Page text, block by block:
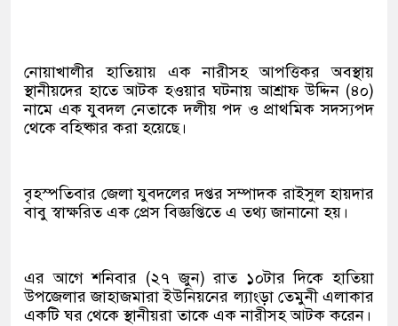
নোয়াখালীর হাতিয়ায় এক নারীসহ আপত্তিকর অবস্থায়
স্থানীয়দের হাতে আটক হওয়ার ঘটনায় আশ্রাফ উদ্দিন (৪০)
নামে এক যুবদল নেতাকে দলীয় পদ ও প্রাথমিক সদস্যপদ
থেকে বহিষ্কার করা হয়েছে।
বৃহস্পতিবার জেলা যুবদলের দপ্তর সম্পাদক রাইসুল হায়দার
বাবু স্বাক্ষরিত এক প্রেস বিজ্ঞপ্তিতে এ তথ্য জানানো হয়।
এর আগে শনিবার (২৭ জুন) রাত ১০টার দিকে হাতিয়া
উপজেলার জাহাজমারা ইউনিয়নের ল্যাংড়া তেমুনী এলাকার
একটি ঘর থেকে স্থানীয়রা তাকে এক নারীসহ আটক করেন।